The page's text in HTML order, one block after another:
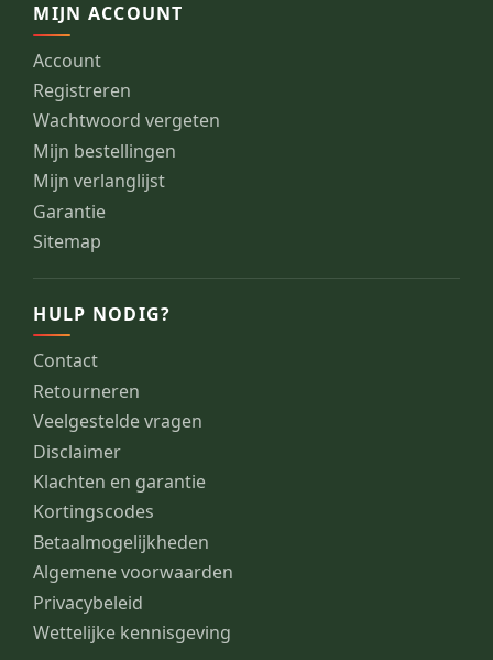
MIJN ACCOUNT
Account
Registreren
Wachtwoord vergeten
Mijn bestellingen
Mijn verlanglijst
Garantie
Sitemap
HULP NODIG?
Contact
Retourneren
Veelgestelde vragen
Disclaimer
Klachten en garantie
Kortingscodes
Betaalmogelijkheden
Algemene voorwaarden
Privacybeleid
Wettelijke kennisgeving